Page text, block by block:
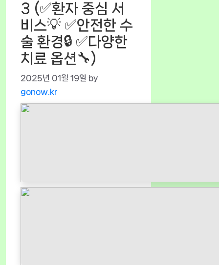
3 (✅환자 중심 서
비스💡 ✅안전한 수
술 환경🔒 ✅다양한
치료 옵션🔧)
2025년 01월 19일 by
gonow.kr